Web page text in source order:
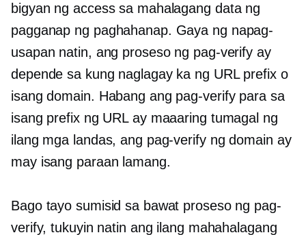
bigyan ng access sa mahalagang data ng
pagganap ng paghahanap. Gaya ng napag-
usapan natin, ang proseso ng pag-verify ay
depende sa kung naglagay ka ng URL prefix o
isang domain. Habang ang pag-verify para sa
isang prefix ng URL ay maaaring tumagal ng
ilang mga landas, ang pag-verify ng domain ay
may isang paraan lamang.
Bago tayo sumisid sa bawat proseso ng pag-
verify, tukuyin natin ang ilang mahahalagang